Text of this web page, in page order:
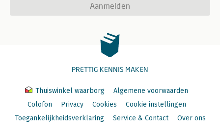
Aanmelden
PRETTIG KENNIS MAKEN
Thuiswinkel waarborg
Algemene voorwaarden
Colofon
Privacy Cookies
Cookie instellingen
Toegankelijkheidsverklaring
Service & Contact Over ons